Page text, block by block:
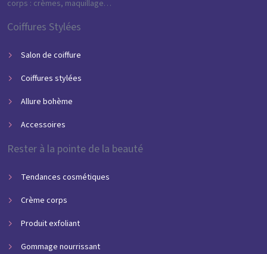
corps : crèmes, maquillage…
Coiffures Stylées
Salon de coiffure
Coiffures stylées
Allure bohème
Accessoires
Rester à la pointe de la beauté
Tendances cosmétiques
Crème corps
Produit exfoliant
Gommage nourrissant